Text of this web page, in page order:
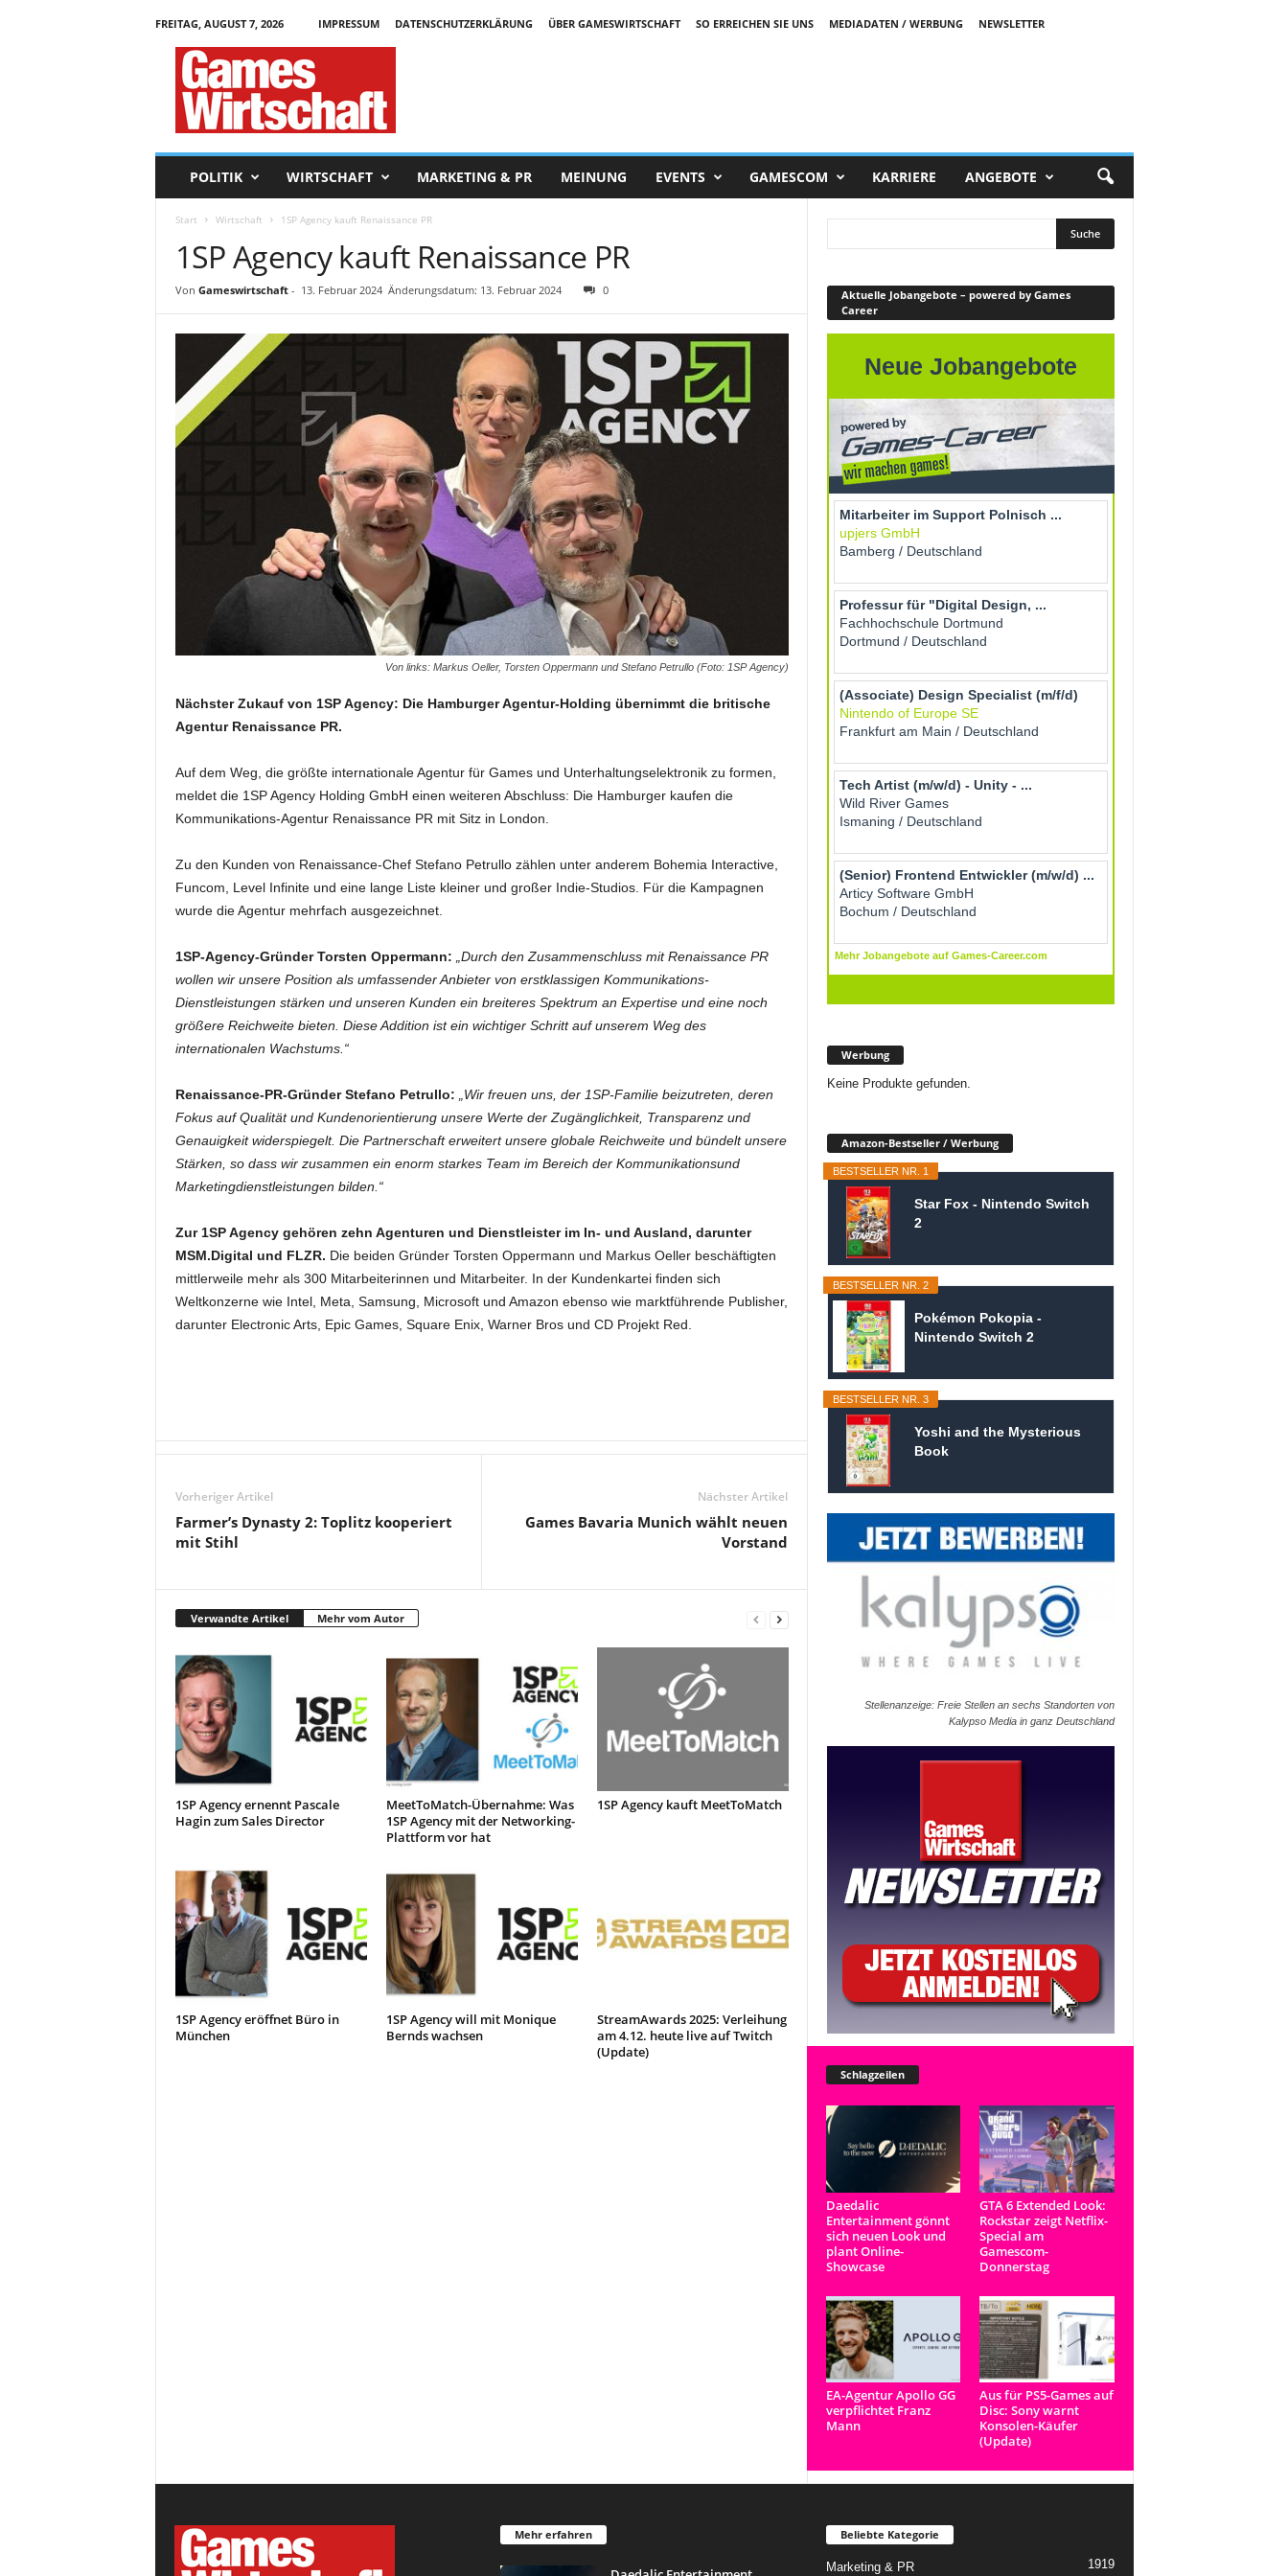
FREITAG, AUGUST 7, 2026 IMPRESSUM DATENSCHUTZERKLÄRUNG ÜBER GAMESWIRTSCHAFT SO ERREICHEN SIE UNS MEDIADATEN / WERBUNG
NEWSLETTER
POLITIK WIRTSCHAFT MARKETING & PR MEINUNG EVENTS GAMESCOM KARRIERE ANGEBOTE
Start Wirtschaft 1SP Agency kauft Renaissance PR
1SP Agency kauft Renaissance PR
Von Gameswirtschaft- 13. Februar 2024 Änderungsdatum: 13. Februar 2024 0
Von links: Markus Oeller, Torsten Oppermann und Stefano Petrullo (Foto: 1SP Agency)
Nächster Zukauf von 1SP Agency: Die Hamburger Agentur-Holding übernimmt die britische
Agentur Renaissance PR.
Auf dem Weg, die größte internationale Agentur für Games und Unterhaltungselektronik zu formen,
meldet die 1SP Agency Holding GmbH einen weiteren Abschluss: Die Hamburger kaufen die
Kommunikations-Agentur Renaissance PR mit Sitz in London.
Zu den Kunden von Renaissance-Chef Stefano Petrullo zählen unter anderem Bohemia Interactive,
Funcom, Level Infinite und eine lange Liste kleiner und großer Indie-Studios. Für die Kampagnen
wurde die Agentur mehrfach ausgezeichnet.
1SP-Agency-Gründer Torsten Oppermann:
„Durch den Zusammenschluss mit Renaissance PR
wollen wir unsere Position als umfassender Anbieter von erstklassigen Kommunikations-
Dienstleistungen stärken und unseren Kunden ein breiteres Spektrum an Expertise und eine noch
größere Reichweite bieten. Diese Addition ist ein wichtiger Schritt auf unserem Weg des
internationalen Wachstums.“
Renaissance-PR-Gründer Stefano Petrullo:
„Wir freuen uns, der 1SP-Familie beizutreten, deren
Fokus auf Qualität und Kundenorientierung unsere Werte der Zugänglichkeit, Transparenz und
Genauigkeit widerspiegelt. Die Partnerschaft erweitert unsere globale Reichweite und bündelt unsere
Stärken, so dass wir zusammen ein enorm starkes Team im Bereich der Kommunikationsund
Marketingdienstleistungen bilden.“
Zur 1SP Agency gehören zehn Agenturen und Dienstleister im In- und Ausland, darunter
MSM.Digital und FLZR. Die beiden Gründer Torsten Oppermann und Markus Oeller beschäftigten
mittlerweile mehr als 300 Mitarbeiterinnen und Mitarbeiter. In der Kundenkartei finden sich
Weltkonzerne wie Intel, Meta, Samsung, Microsoft und Amazon ebenso wie marktführende Publisher,
darunter Electronic Arts, Epic Games, Square Enix, Warner Bros und CD Projekt Red.
Vorheriger Artikel
Farmer’s Dynasty 2: Toplitz kooperiert
mit Stihl
Nächster Artikel
Games Bavaria Munich wählt neuen
Vorstand
Verwandte Artikel Mehr vom Autor
1SP Agency ernennt Pascale
Hagin zum Sales Director
MeetToMatch-Übernahme: Was
1SP Agency mit der Networking-
Plattform vor hat
1SP Agency kauft MeetToMatch
1SP Agency eröffnet Büro in
München
1SP Agency will mit Monique
Bernds wachsen
StreamAwards 2025: Verleihung
am 4.12. heute live auf Twitch
(Update)
Aktuelle Jobangebote – powered by Games
Career
Werbung
Keine Produkte gefunden.
Amazon-Bestseller / Werbung
BESTSELLER NR. 1
Star Fox - Nintendo Switch
2
BESTSELLER NR. 2
Pokémon Pokopia -
Nintendo Switch 2
BESTSELLER NR. 3
Yoshi and the Mysterious
Book
Stellenanzeige: Freie Stellen an sechs Standorten von
Kalypso Media in ganz Deutschland
Schlagzeilen
Daedalic
Entertainment gönnt
sich neuen Look und
plant Online-
Showcase
GTA 6 Extended Look:
Rockstar zeigt Netflix-
Special am
Gamescom-
Donnerstag
EA-Agentur Apollo GG
verpflichtet Franz
Mann
Aus für PS5-Games auf
Disc: Sony warnt
Konsolen-Käufer
(Update)
Mehr erfahren Beliebte Kategorie
Marketing & PR 1919